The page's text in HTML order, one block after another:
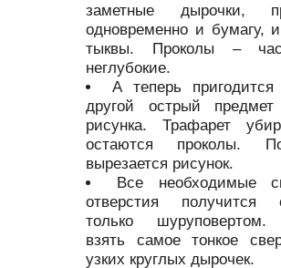
заметные дырочки,
одновременно и бумагу,
тыквы. Проколы –
неглубокие.
А теперь пригодится
другой острый
рисунка. Трафарет
остаются проколы.
вырезается рисунок.
Все необходимые
отверстия получится
только
взять самое тонкое
узких круглых дырочек.